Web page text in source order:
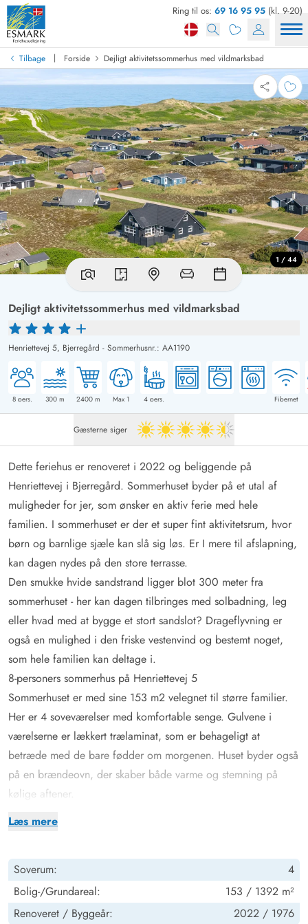
Ring til os: 69 16 95 95 (kl. 9-20)
Tilbage | Forside Dejligt aktivitetssommerhus med vildmarksbad
Dejligt aktivitetssommerhus med vildmarksbad
Henriettevej 5, Bjerregård - Sommerhusnr.: AA1190
8pers. 300 m 2400m Max 1 4 pers. Fibernet
1 / 44
Gæsterne siger 4.5 ud af 5
Læs mere
Dette feriehus er renoveret i 2022 og beliggende på
Henriettevej i Bjerregård. Sommerhuset byder på et utal af
muligheder for jer, som ønsker en aktiv ferie med hele
familien. I sommerhuset er der et super fint aktivitetsrum, hvor
børn og barnlige sjæle kan slå sig løs. Er I mere til afslapning,
kan dagen nydes på den store terrasse.
Den smukke hvide sandstrand ligger blot 300 meter fra
sommerhuset - her kan dagen tilbringes med solbadning, leg
eller hvad med at bygge et stort sandslot? Drageflyvning er
også en mulighed i den friske vestenvind og bestemt noget,
som hele familien kan deltage i.
8-personers sommerhus på Henriettevej 5
Sommerhuset er med sine 153 m2 velegnet til større familier.
Her er 4 soveværelser med komfortable senge. Gulvene i
værelserne er lækkert trælaminat, som er behageligt at
betræde med de bare fødder om morgenen. Huset byder også
på en brændeovn, der skaber både varme og stemning på
kølige aftener.
Køkkenet er godt udstyret, bla. er der opvaskemaskine samt
koldere morgener mere behagelige, og med 2 badeværelser
undgås den værste kø om morgenen. Sommerhuset har både
vaskemaskine og tørretumbler, så her er altid mulighed for
Soverum:
4
Bolig-/Grundareal:
153 / 1392 m²
Renoveret / Byggeår: 2022 / 1976